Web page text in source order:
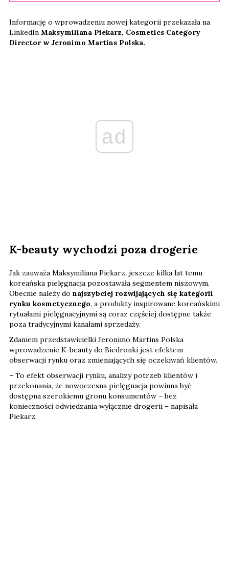
Informację o wprowadzeniu nowej kategorii przekazała na
LinkedIn Maksymiliana Piekarz, Cosmetics Category
Director w Jeronimo Martins Polska.
ad
K-beauty wychodzi poza drogerie
Jak zauważa Maksymiliana Piekarz, jeszcze kilka lat temu
koreańska pielęgnacja pozostawała segmentem niszowym.
Obecnie należy do najszybciej rozwijających się kategorii
rynku kosmetycznego, a produkty inspirowane koreańskimi
rytuałami pielęgnacyjnymi są coraz częściej dostępne także
poza tradycyjnymi kanałami sprzedaży.
Zdaniem przedstawicielki Jeronimo Martins Polska
wprowadzenie K-beauty do Biedronki jest efektem
obserwacji rynku oraz zmieniających się oczekiwań klientów.
– To efekt obserwacji rynku, analizy potrzeb klientów i
przekonania, że nowoczesna pielęgnacja powinna być
dostępna szerokiemu gronu konsumentów – bez
konieczności odwiedzania wyłącznie drogerii – napisała
Piekarz.